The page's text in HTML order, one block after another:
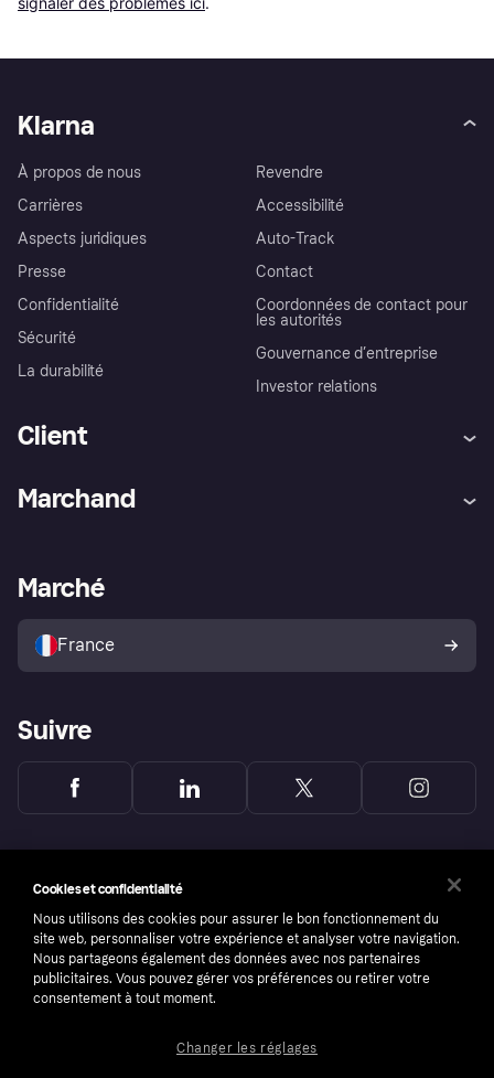
Klarna
À propos de nous
Carrières
Aspects juridiques
Presse
Confidentialité
Sécurité
La durabilité
Revendre
Accessibilité
Auto-Track
Contact
Coordonnées de contact pour
les autorités
Gouvernance d’entreprise
Investor relations
Client
Explorez les magasins
Politique de protection de
l’acheteur Klarna
Marchand
Portail Marchand
Marché
France
Suivre
Cookies et confidentialité
Nous utilisons des cookies pour assurer le bon fonctionnement du
site web, personnaliser votre expérience et analyser votre navigation.
Nous partageons également des données avec nos partenaires
publicitaires. Vous pouvez gérer vos préférences ou retirer votre
consentement à tout moment.
Changer les réglages